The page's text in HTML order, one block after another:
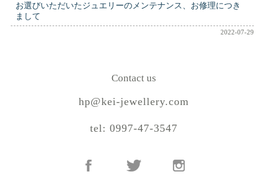
お選びいただいたジュエリーのメンテナンス、お修理につき
まして
2022-07-29
Contact us
hp@kei-jewellery.com
tel: 0997-47-3547